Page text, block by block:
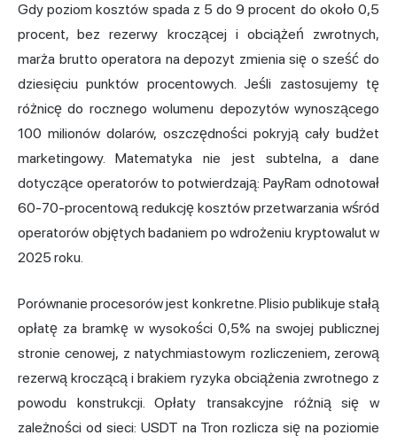
Gdy poziom kosztów spada z 5 do 9 procent do około 0,5
procent, bez rezerwy kroczącej i obciążeń zwrotnych,
marża brutto operatora na depozyt zmienia się o sześć do
dziesięciu punktów procentowych. Jeśli zastosujemy tę
różnicę do rocznego wolumenu depozytów wynoszącego
100 milionów dolarów, oszczędności pokryją cały budżet
marketingowy. Matematyka nie jest subtelna, a dane
dotyczące operatorów to potwierdzają: PayRam odnotował
60-70-procentową redukcję kosztów przetwarzania wśród
operatorów objętych badaniem po wdrożeniu kryptowalut w
2025 roku.
Porównanie procesorów jest konkretne. Plisio publikuje stałą
opłatę za bramkę w wysokości 0,5% na swojej publicznej
stronie cenowej, z natychmiastowym rozliczeniem, zerową
rezerwą kroczącą i brakiem ryzyka obciążenia zwrotnego z
powodu konstrukcji. Opłaty transakcyjne różnią się w
zależności od sieci: USDT na Tron rozlicza się na poziomie